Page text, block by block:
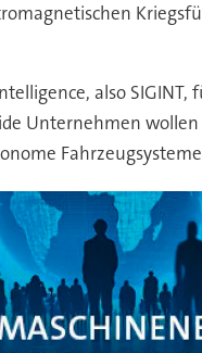
also
Unternehmen